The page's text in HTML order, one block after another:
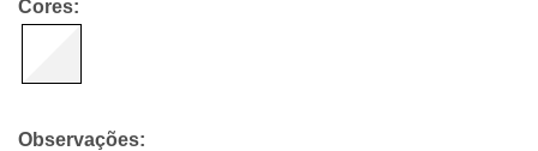
Cores:
Observações: